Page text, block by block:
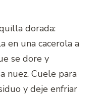
dorada:
en una cacerola a
se dore y
nuez. Cuele para
y deje enfriar